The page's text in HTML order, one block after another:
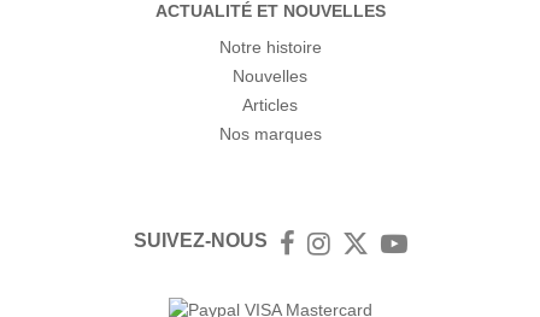
ACTUALITÉ ET NOUVELLES
Notre histoire
Nouvelles
Articles
Nos marques
SUIVEZ-NOUS FacebookInstagram
TwitterYouTube